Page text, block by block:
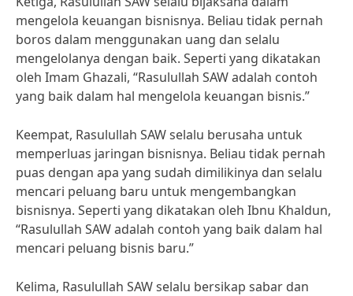
mengelola keuangan bisnisnya. Beliau tidak pernah
boros dalam menggunakan uang dan selalu
mengelolanya dengan baik. Seperti yang dikatakan
oleh Imam Ghazali, “Rasulullah SAW adalah contoh
yang baik dalam hal mengelola keuangan bisnis.”
Keempat, Rasulullah SAW selalu berusaha untuk
memperluas jaringan bisnisnya. Beliau tidak pernah
puas dengan apa yang sudah dimilikinya dan selalu
mencari peluang baru untuk mengembangkan
bisnisnya. Seperti yang dikatakan oleh Ibnu Khaldun,
“Rasulullah SAW adalah contoh yang baik dalam hal
mencari peluang bisnis baru.”
Kelima, Rasulullah SAW selalu bersikap sabar dan